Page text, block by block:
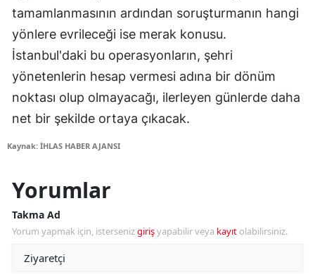
tamamlanmasının ardından soruşturmanın hangi
yönlere evrileceği ise merak konusu.
İstanbul'daki bu operasyonların, şehri
yönetenlerin hesap vermesi adına bir dönüm
noktası olup olmayacağı, ilerleyen günlerde daha
net bir şekilde ortaya çıkacak.
Kaynak: İHLAS HABER AJANSI
Yorumlar
Takma Ad
Yorum yapmak için, istersenizgirişyapabilir veya kayıt olabilirsiniz.